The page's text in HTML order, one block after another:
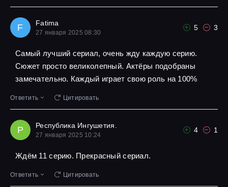
F Fatima
27 января 2025 08:30
5 3
Самый лучший сериал, очень жду каждую серию.
Сюжет просто великолепный. Актёры подобраны
замечательно. Каждый играет свою роль на 100%
Ответить Цитировать
Р Республика Ингушетия.
27 января 2025 10:24
4 1
Ждём 11 серию. Прекрасный сериал.
Ответить Цитировать